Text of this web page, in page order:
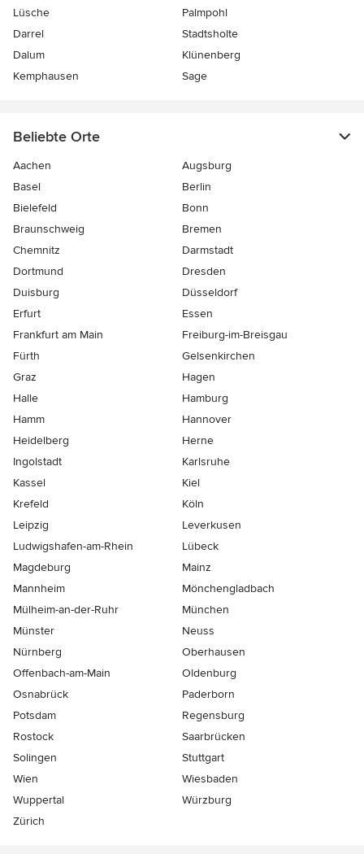
Lüsche
Palmpohl
Darrel
Stadtsholte
Dalum
Klünenberg
Kemphausen
Sage
Beliebte Orte
Aachen
Augsburg
Basel
Berlin
Bielefeld
Bonn
Braunschweig
Bremen
Chemnitz
Darmstadt
Dortmund
Dresden
Duisburg
Düsseldorf
Erfurt
Essen
Frankfurt am Main
Freiburg-im-Breisgau
Fürth
Gelsenkirchen
Graz
Hagen
Halle
Hamburg
Hamm
Hannover
Heidelberg
Herne
Ingolstadt
Karlsruhe
Kassel
Kiel
Krefeld
Köln
Leipzig
Leverkusen
Ludwigshafen-am-Rhein
Lübeck
Magdeburg
Mainz
Mannheim
Mönchen­gladbach
Mülheim-an-der-Ruhr
München
Münster
Neuss
Nürnberg
Oberhausen
Offenbach-am-Main
Oldenburg
Osnabrück
Paderborn
Potsdam
Regensburg
Rostock
Saarbrücken
Solingen
Stuttgart
Wien
Wiesbaden
Wuppertal
Würzburg
Zürich